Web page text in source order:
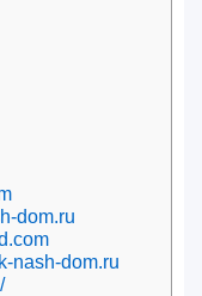
dom.ru
nash-dom.ru